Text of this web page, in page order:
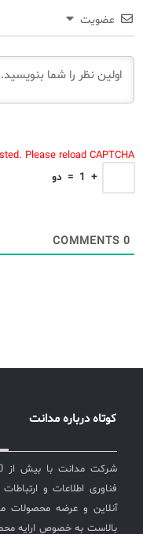
عضویت
Please reload CAPTCHA.
+
1
= دو
0
کوتاه درباره مدانت
آنلاین و عرضه
بالاست به خصوص ارایه